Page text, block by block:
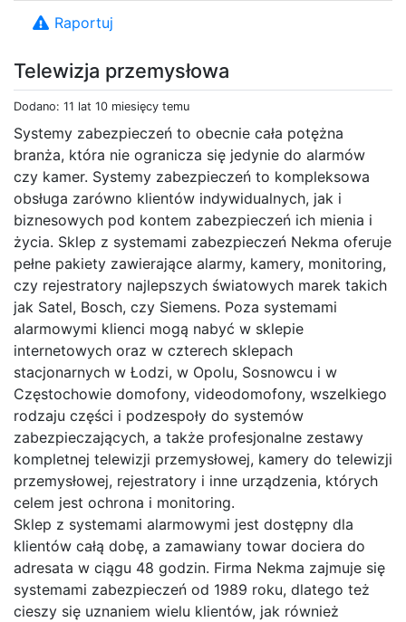
Telewizja przemysłowa
Dodano: 11 lat 10 miesięcy temu
Systemy zabezpieczeń to obecnie cała potężna
branża, która nie ogranicza się jedynie do alarmów
czy kamer. Systemy zabezpieczeń to kompleksowa
obsługa zarówno klientów indywidualnych, jak i
biznesowych pod kontem zabezpieczeń ich mienia i
życia. Sklep z systemami zabezpieczeń Nekma oferuje
pełne pakiety zawierające alarmy, kamery, monitoring,
czy rejestratory najlepszych światowych marek takich
jak Satel, Bosch, czy Siemens. Poza systemami
alarmowymi klienci mogą nabyć w sklepie
internetowych oraz w czterech sklepach
stacjonarnych w Łodzi, w Opolu, Sosnowcu i w
Częstochowie domofony, videodomofony, wszelkiego
rodzaju części i podzespoły do systemów
zabezpieczających, a także profesjonalne zestawy
kompletnej telewizji przemysłowej, kamery do telewizji
przemysłowej, rejestratory i inne urządzenia, których
celem jest ochrona i monitoring.
Sklep z systemami alarmowymi jest dostępny dla
klientów całą dobę, a zamawiany towar dociera do
adresata w ciągu 48 godzin. Firma Nekma zajmuje się
systemami zabezpieczeń od 1989 roku, dlatego też
cieszy się uznaniem wielu klientów, jak również
Raportuj